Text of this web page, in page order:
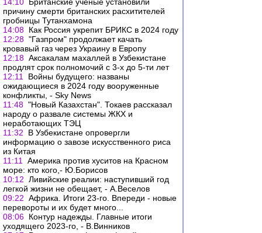
причину смерти британских расхитителей
гробницы Тутанхамона
14:08 Как Россия укрепит БРИКС в 2024 году
12:28 "Газпром" продолжает качать
кровавый газ через Украину в Европу
12:18 Аксакалам махаллей в Узбекистане
продлят срок полномочий с 3-х до 5-ти лет
12:11
Войны будущего: названы
ожидающиеся в 2024 году вооруженные
конфликты, - Sky News
11:48 "Новый Казахстан". Токаев рассказал
народу о развале системы ЖКХ и
неработающих ТЭЦ
11:32
В Узбекистане опровергли
информацию о завозе искусственного риса
из Китая
11:11
Америка против хуситов на Красном
море: кто кого,- Ю.Борисов
10:12 Ливийские реалии: наступивший год
легкой жизни не обещает, - А.Веселов
09:22 Африка. Итоги 23-го. Впереди - новые
перевороты и их будет много...
08:06 Контур надежды. Главные итоги
уходящего 2023-го, - В.Винников